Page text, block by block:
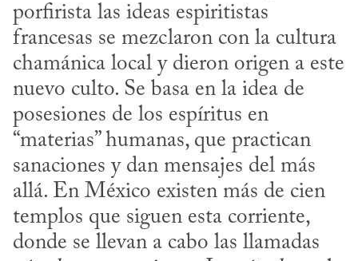
porfirista las ideas espiritistas
francesas se mezclaron con la cultura
chamánica local y dieron origen a este
nuevo culto. Se basa en la idea de
posesiones de los espíritus en
“materias” humanas, que practican
sanaciones y dan mensajes del más
allá. En México existen más de cien
templos que siguen esta corriente,